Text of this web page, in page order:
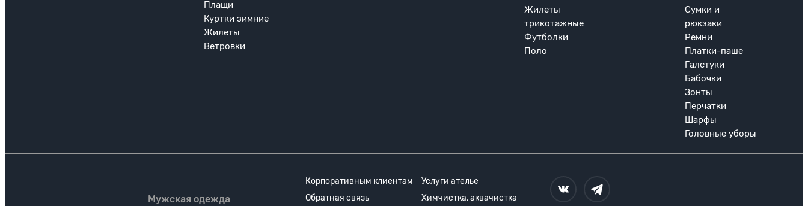
Плащи
Куртки зимние
Жилеты
Ветровки
Жилеты
трикотажные
Футболки
Поло
Сумки и
рюкзаки
Ремни
Платки-паше
Галстуки
Бабочки
Зонты
Перчатки
Шарфы
Головные уборы
Мужская одежда
Корпоративным клиентам
Услуги ателье
Обратная связь
Химчистка, аквачистка